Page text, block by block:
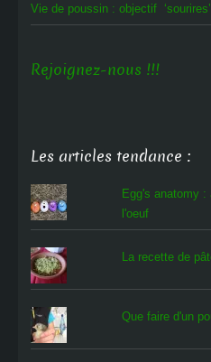
Vie de poussin : objectif ‘sourires’
Rejoignez-nous !!!
Les articles tendance :
Egg's anatomy :
l'oeuf
La recette de
Que faire d'un